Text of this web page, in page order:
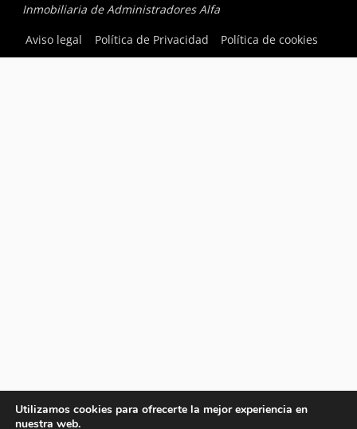
Inmobiliaria de Administradores Alfa
Aviso legal
Política de Privacidad Política de cookies
Utilizamos cookies para ofrecerte la mejor experiencia en
nuestra web.